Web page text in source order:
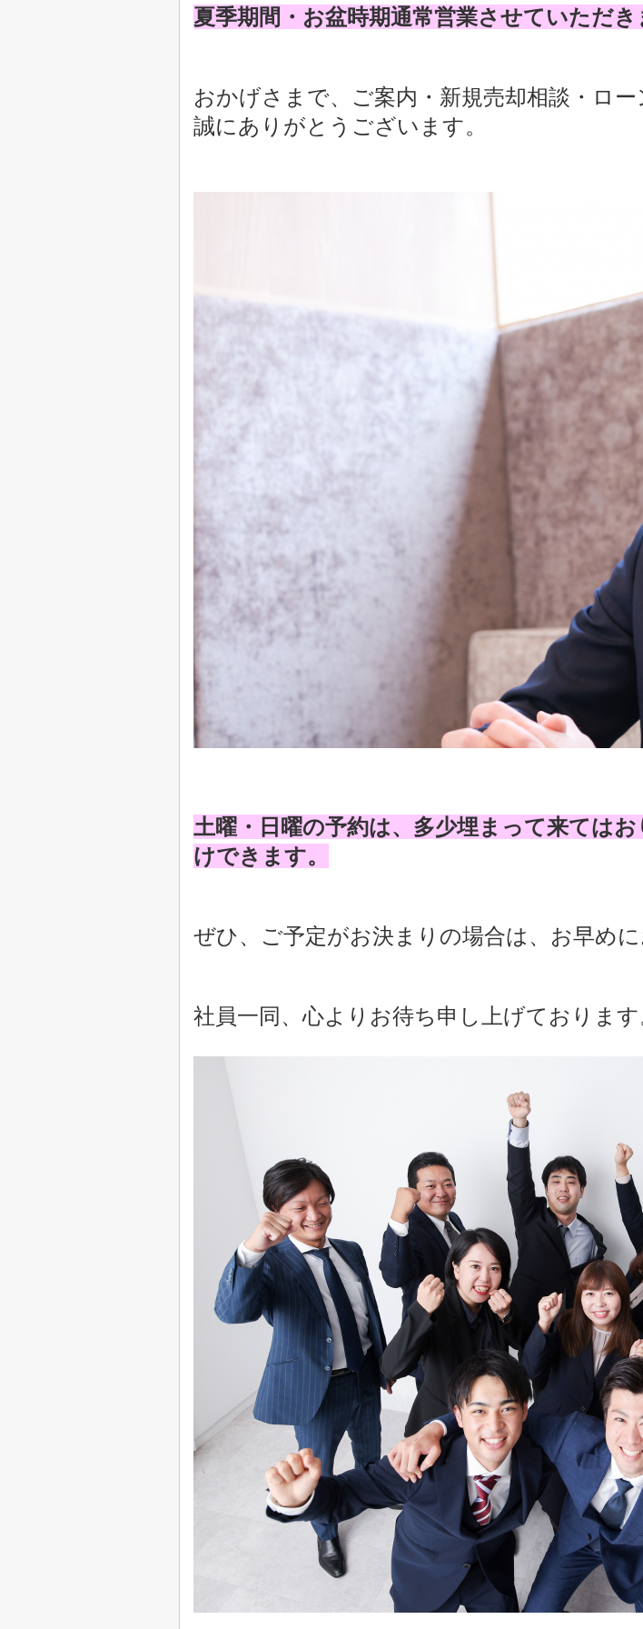
夏季期間・お盆時期通常営業させていただき
おかげさまで、ご案内・新規売却相談・ロ
誠にありがとうございます。
土曜・日曜の予約は、多少埋まって来ては
けできます。
ぜひ、ご予定がお決まりの場合は、お早め
社員一同、心よりお待ち申し上げております